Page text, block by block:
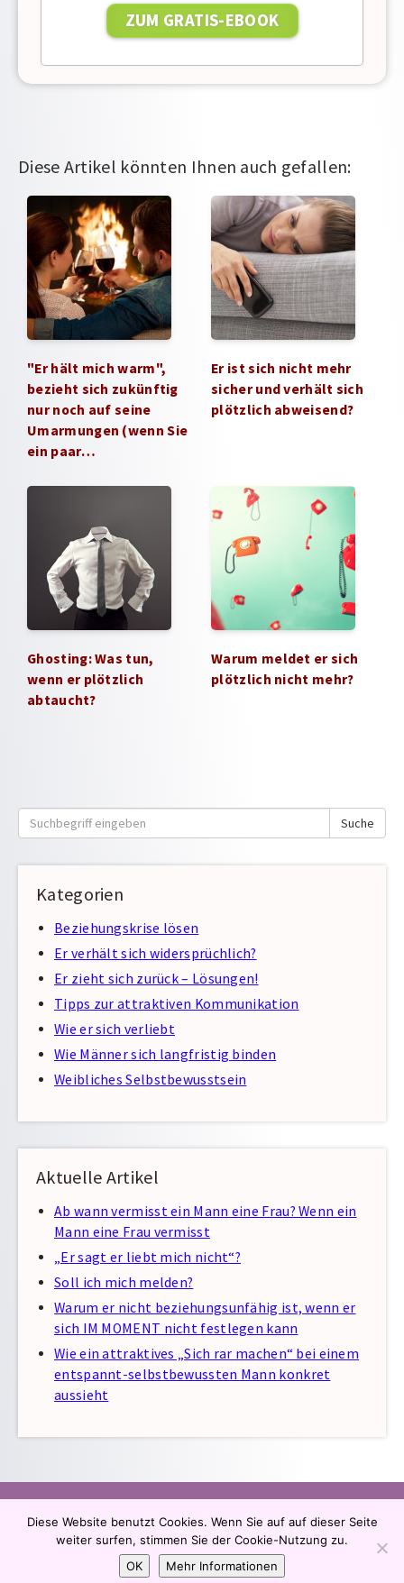
Diese Artikel könnten Ihnen auch gefallen:
"Er hält mich warm",
bezieht sich zukünftig
nur noch auf seine
Umarmungen (wenn Sie
ein paar…
Er ist sich nicht mehr
sicher und verhält sich
plötzlich abweisend?
Ghosting: Was tun,
wenn er plötzlich
abtaucht?
Warum meldet er sich
plötzlich nicht mehr?
Suche
nach:
Suche
Kategorien
Beziehungskrise lösen
Er verhält sich widersprüchlich?
Er zieht sich zurück – Lösungen!
Tipps zur attraktiven Kommunikation
Wie er sich verliebt
Wie Männer sich langfristig binden
Weibliches Selbstbewusstsein
Aktuelle Artikel
Ab wann vermisst ein Mann eine Frau? Wenn ein
Mann eine Frau vermisst
„Er sagt er liebt mich nicht“?
Soll ich mich melden?
Warum er nicht beziehungsunfähig ist, wenn er
sich IM MOMENT nicht festlegen kann
Wie ein attraktives „Sich rar machen“ bei einem
entspannt-selbstbewussten Mann konkret
aussieht
Sitemap
Diese Website benutzt Cookies. Wenn Sie auf auf dieser Seite
weiter surfen, stimmen Sie der Cookie-Nutzung zu.
OK
Mehr Informationen